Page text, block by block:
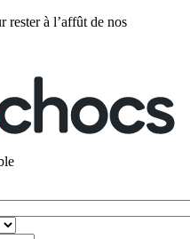
rester à l’affût de nos